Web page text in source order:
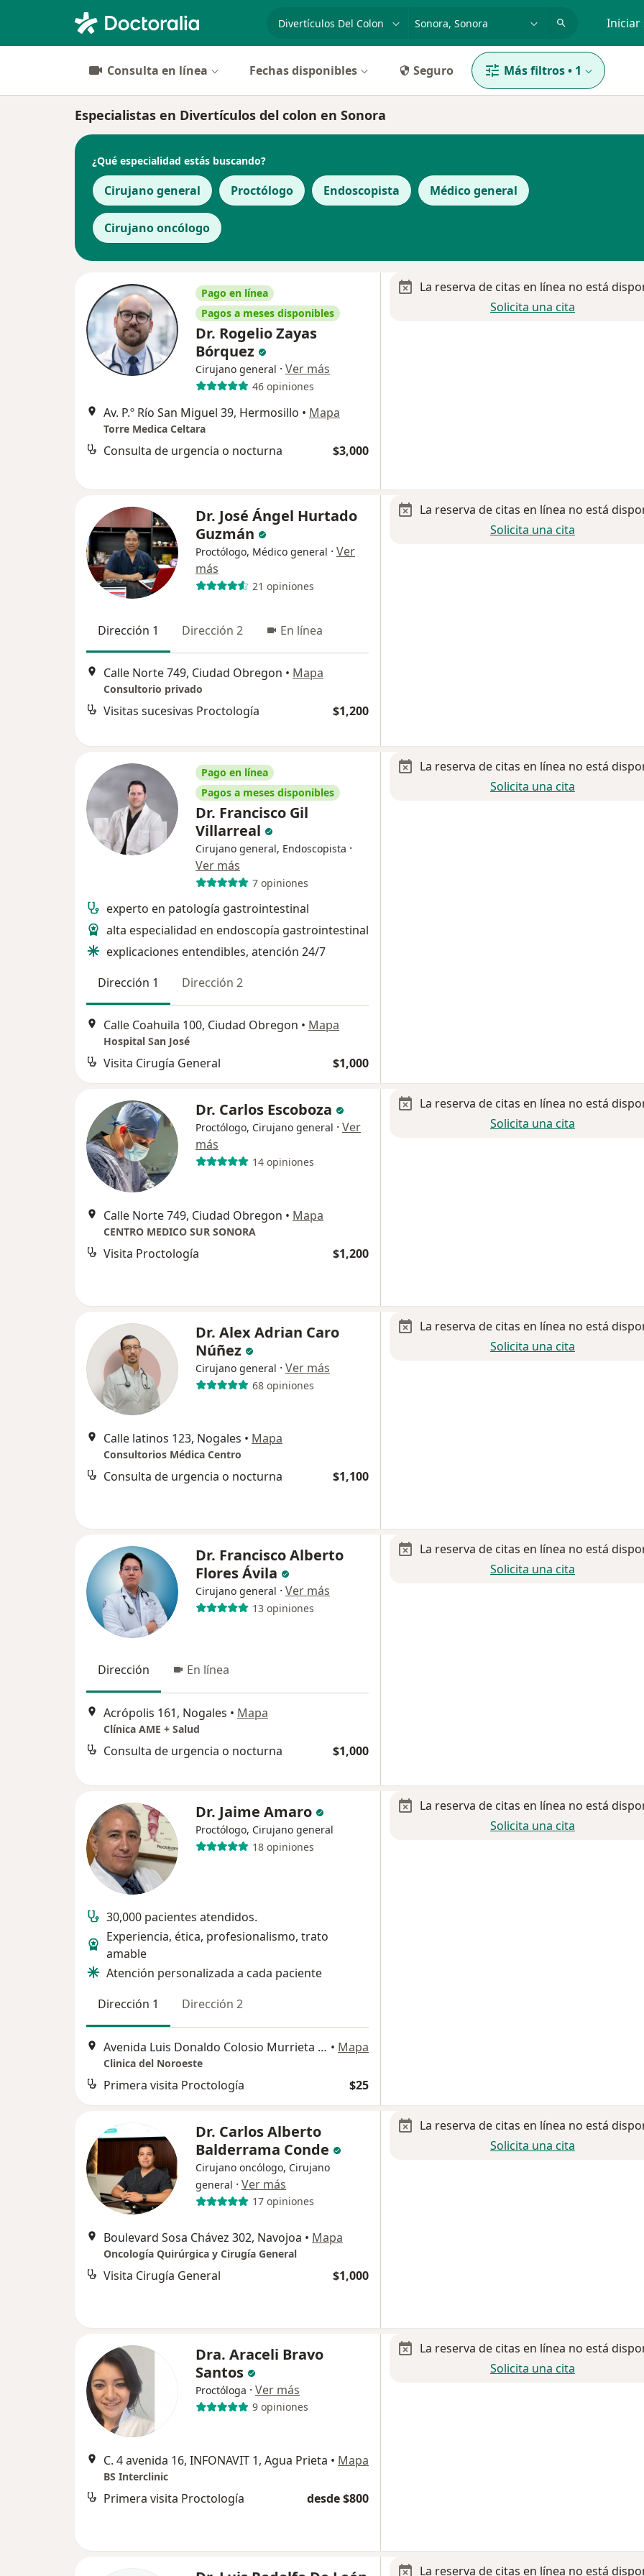
especialidad, enfermedad o nombre Iniciar
Consulta en línea Fechas disponibles Seguro Más filtros• 1
Especialistas en Divertículos del colon en Sonora
¿Qué especialidad estás buscando?
Cirujano general Proctólogo Endoscopista Médico general
Cirujano oncólogo
Pago en línea
Pagos a meses disponibles
Dr. Rogelio Zayas
Bórquez
Cirujano general · Ver más
46 opiniones
Av. P.º Río San Miguel 39, Hermosillo • Mapa
Torre Medica Celtara
Consulta de urgencia o nocturna $3,000
La reserva de citas en línea no está
Solicita una cita
Dr. José Ángel Hurtado
Guzmán
Proctólogo, Médico general · Ver
más
21 opiniones
Dirección 1 Dirección 2 En línea
Calle Norte 749, Ciudad Obregon • Mapa
Consultorio privado
Visitas sucesivas Proctología $1,200
La reserva de citas en línea no está
Solicita una cita
Pago en línea
Pagos a meses disponibles
Dr. Francisco Gil
Villarreal
Cirujano general, Endoscopista ·
Ver más
7 opiniones
experto en patología gastrointestinal
alta especialidad en endoscopía gastrointestinal
explicaciones entendibles, atención 24/7
Dirección 1
Dirección 2
Calle Coahuila 100, Ciudad Obregon • Mapa
Hospital San José
Visita Cirugía General $1,000
La reserva de citas en línea no está
Solicita una cita
Dr. Carlos Escoboza
Proctólogo, Cirujano general · Ver
más
14 opiniones
Calle Norte 749, Ciudad Obregon • Mapa
CENTRO MEDICO SUR SONORA
Visita Proctología $1,200
La reserva de citas en línea no está
Solicita una cita
Dr. Alex Adrian Caro
Núñez
Cirujano general · Ver más
68 opiniones
Calle latinos 123, Nogales • Mapa
Consultorios Médica Centro
Consulta de urgencia o nocturna $1,100
La reserva de citas en línea no está
Solicita una cita
Dr. Francisco Alberto
Flores Ávila
Cirujano general · Ver más
13 opiniones
Dirección En línea
Acrópolis 161, Nogales • Mapa
Clínica AME + Salud
Consulta de urgencia o nocturna $1,000
La reserva de citas en línea no está
Solicita una cita
Dr. Jaime Amaro
Proctólogo, Cirujano general
18 opiniones
30,000 pacientes atendidos.
Experiencia, ética, profesionalismo, trato
amable
Atención personalizada a cada paciente
Dirección 1
Dirección 2
Avenida Luis Donaldo Colosio Murrieta 23, Hermosillo • Mapa
Clinica del Noroeste
Primera visita Proctología $25
La reserva de citas en línea no está
Solicita una cita
Dr. Carlos Alberto
Balderrama Conde
Cirujano oncólogo, Cirujano
general · Ver más
17 opiniones
Boulevard Sosa Chávez 302, Navojoa • Mapa
Oncología Quirúrgica y Cirugía General
Visita Cirugía General $1,000
La reserva de citas en línea no está
Solicita una cita
Dra. Araceli Bravo
Santos
Proctóloga · Ver más
9 opiniones
C. 4 avenida 16, INFONAVIT 1, Agua Prieta • Mapa
BS Interclinic
Primera visita Proctología desde $800
La reserva de citas en línea no está
Solicita una cita
La reserva de citas en línea no está